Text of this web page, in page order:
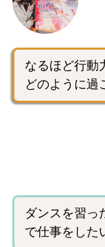
なるほど行動
どのように過
ダンスを習っ
で仕事をした